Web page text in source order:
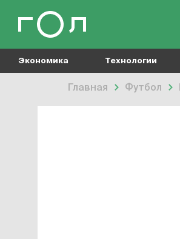
Экономика Технологии
Главная Футбол